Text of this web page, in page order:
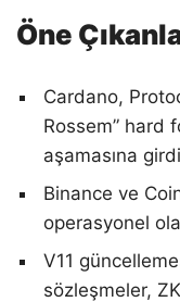
Öne
Cardano,
Rossem” hard
aşamasına
Binance ve
operasyonel
V11
sözleşmeler,